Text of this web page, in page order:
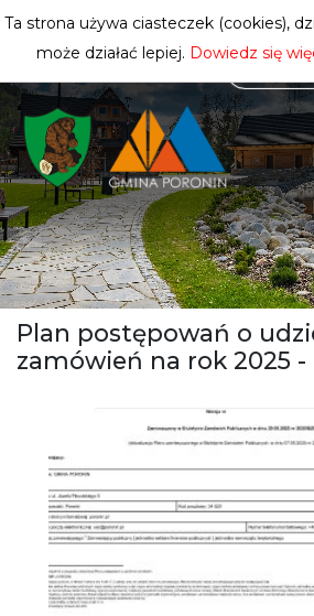
mieszkańca
Plan postępowań o
zamówień na rok 2025
Ta strona używa ciasteczek (cookies),
może działać lepiej. Dowiedz się